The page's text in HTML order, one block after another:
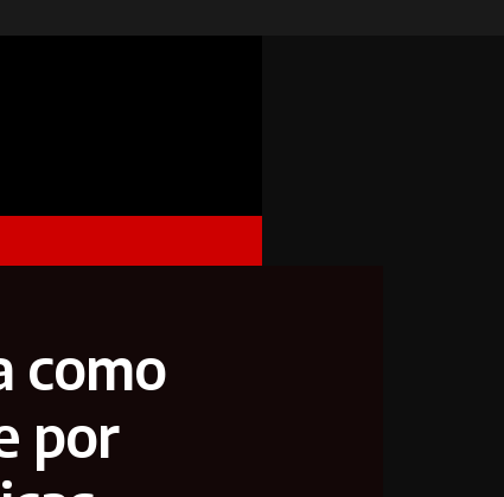
como
por